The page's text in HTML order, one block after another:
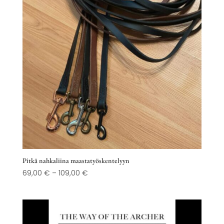
Pitkä nahkaliina maastatyöskentelyyn
69,00 € – 109,00 €Hintaluokka: